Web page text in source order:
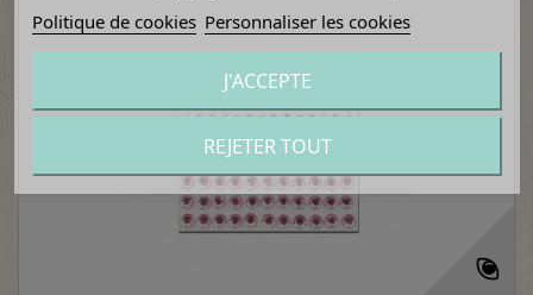
Politique de cookies Personnaliser les cookies
REJETER TOUT
J'ACCEPTE